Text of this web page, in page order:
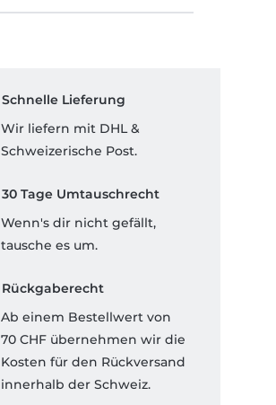
Schnelle Lieferung
Wir liefern mit DHL &
Schweizerische Post.
30 Tage Umtauschrecht
Wenn's dir nicht gefällt,
tausche es um.
Rückgaberecht
Ab einem Bestellwert von
70 CHF übernehmen wir die
Kosten für den Rückversand
innerhalb der Schweiz.